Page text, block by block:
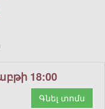
18:00
Գնել տոմս